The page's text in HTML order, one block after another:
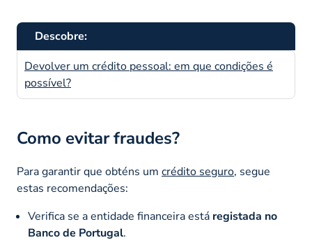
Descobre:
Devolver um crédito pessoal: em que condições é
possível?
Como evitar fraudes?
Para garantir que obténs um crédito seguro, segue
estas recomendações:
Verifica se a entidade financeira está registada no
Banco de Portugal.